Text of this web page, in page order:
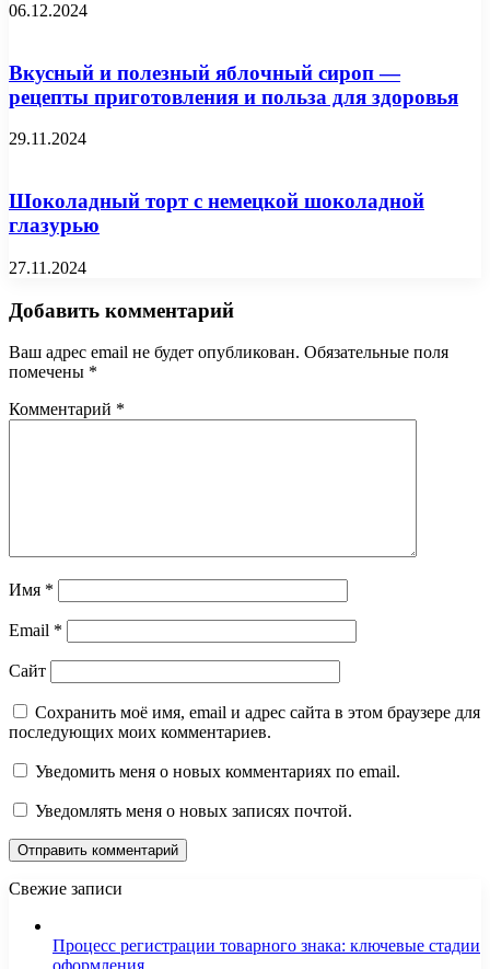
06.12.2024
Вкусный и полезный яблочный сироп —
рецепты приготовления и польза для здоровья
29.11.2024
Шоколадный торт с немецкой шоколадной
глазурью
27.11.2024
Добавить комментарий
Ваш адрес email не будет опубликован. Обязательные поля
помечены *
Комментарий *
Имя *
Email *
Сайт
Сохранить моё имя, email и адрес сайта в этом браузере для
последующих моих комментариев.
Уведомить меня о новых комментариях по email.
Уведомлять меня о новых записях почтой.
Свежие записи
Процесс регистрации товарного знака: ключевые стадии